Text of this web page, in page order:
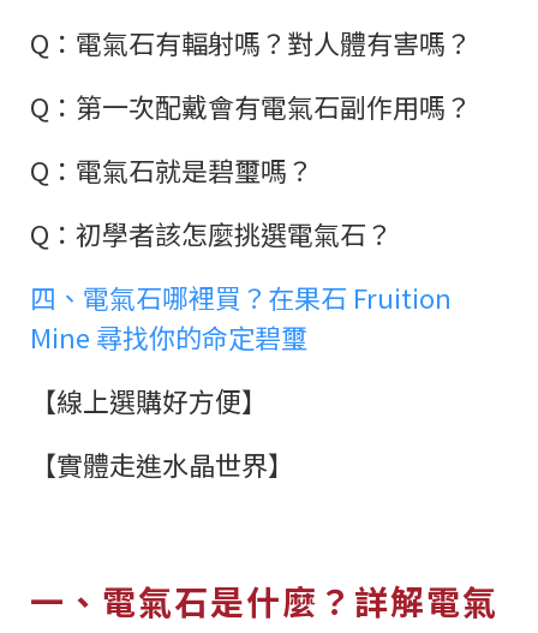
Q：電氣石有輻射嗎？對人體有害嗎？
Q：第一次配戴會有電氣石副作用嗎？
Q：電氣石就是碧璽嗎？
Q：初學者該怎麼挑選電氣石？
四、電氣石哪裡買？在果石 Fruition
Mine 尋找你的命定碧璽
【線上選購好方便】
【實體走進水晶世界】
一、電氣石是什麼？詳解電氣